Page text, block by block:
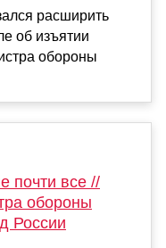
расширить
об изъятии
обороны
почти все //
обороны
России